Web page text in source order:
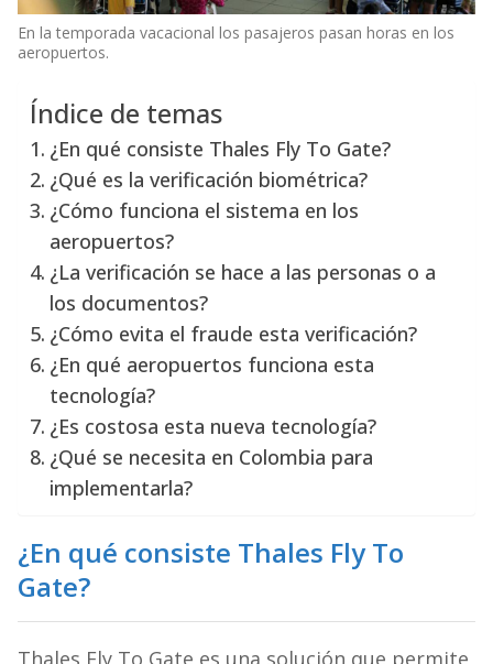
En la temporada vacacional los pasajeros pasan horas en los
aeropuertos.
Índice de temas
¿En qué consiste Thales Fly To Gate?
¿Qué es la verificación biométrica?
¿Cómo funciona el sistema en los
aeropuertos?
¿La verificación se hace a las personas o a
los documentos?
¿Cómo evita el fraude esta verificación?
¿En qué aeropuertos funciona esta
tecnología?
¿Es costosa esta nueva tecnología?
¿Qué se necesita en Colombia para
implementarla?
¿En qué consiste Thales Fly To
Gate?